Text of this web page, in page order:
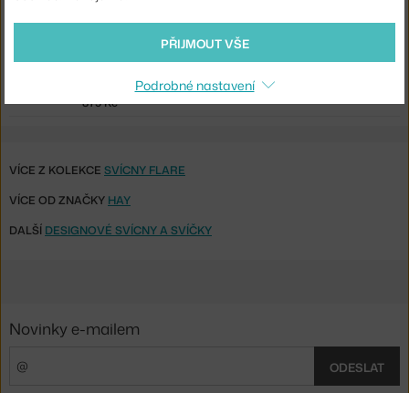
SVÍCEN FLARE MEDIUM, PINK
HAY
SVÍCEN FLARE, PINK
875 Kč
VÍCE Z KOLEKCE SVÍCNY FLARE
VÍCE OD ZNAČKY HAY
DALŠÍ DESIGNOVÉ SVÍCNY A SVÍČKY
PŘIJMOUT VŠE
Podrobné nastavení
Novinky e-mailem
ODESLAT